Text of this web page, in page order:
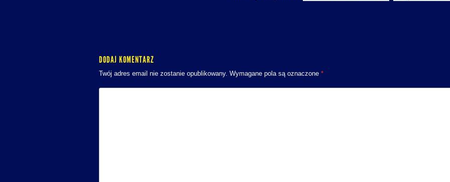
DODAJ KOMENTARZ
Twój adres email nie zostanie opublikowany. Wymagane pola są oznaczone *